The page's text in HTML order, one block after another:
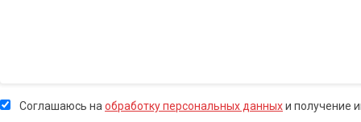
Соглашаюсь на обработку персональных данныхи получение